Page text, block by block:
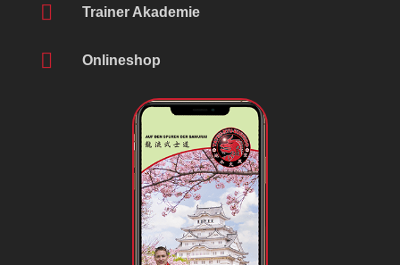
 Trainer Akademie
 Onlineshop